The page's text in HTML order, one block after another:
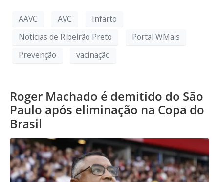
AAVC AVC
Infarto
Noticias de Ribeirão Preto
Portal WMais
Prevenção
vacinação
Roger Machado é demitido do São
Paulo após eliminação na Copa do
Brasil